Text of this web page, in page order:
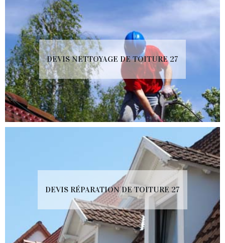
DEVIS NETTOYAGE DE TOITURE 27
DEVIS RÉPARATION DE TOITURE 27